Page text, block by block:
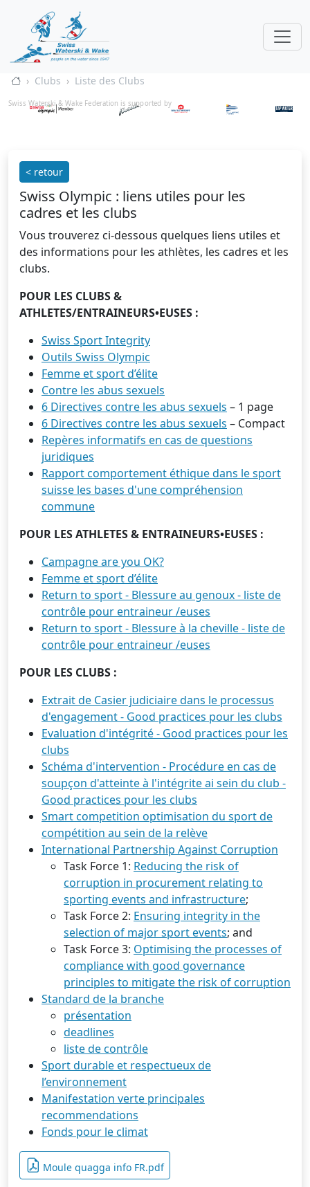
Clubs Liste des Clubs
Swiss Waterski & Wake Federation is supported by
< retour
Swiss Olympic : liens utiles pour les
cadres et les clubs
Vous trouverez ci-dessous quelques liens utiles et
des informations pour les athlètes, les cadres et les
clubs.
POUR LES CLUBS &
ATHLETES/ENTRAINEURS•EUSES :
Swiss Sport Integrity
Outils Swiss Olympic
Femme et sport d’élite
Contre les abus sexuels
6 Directives contre les abus sexuels – 1 page
6 Directives contre les abus sexuels – Compact
Repères informatifs en cas de questions
juridiques
Rapport comportement éthique dans le sport
suisse les bases d'une compréhension
commune
POUR LES ATHLETES & ENTRAINEURS•EUSES :
Campagne are you OK?
Femme et sport d’élite
Return to sport - Blessure au genoux - liste de
contrôle pour entraineur /euses
Return to sport - Blessure à la cheville - liste de
contrôle pour entraineur /euses
POUR LES CLUBS :
Extrait de Casier judiciaire dans le processus
d'engagement - Good practices pour les clubs
Evaluation d'intégrité - Good practices pour les
clubs
Schéma d'intervention - Procédure en cas de
soupçon d'atteinte à l'intégrite ai sein du club -
Good practices pour les clubs
Smart competition optimisation du sport de
compétition au sein de la relève
International Partnership Against Corruption
Task Force 1: Reducing the risk of
corruption in procurement relating to
sporting events and infrastructure;
Task Force 2: Ensuring integrity in the
selection of major sport events; and
Task Force 3: Optimising the processes of
compliance with good governance
principles to mitigate the risk of corruption
Standard de la branche
présentation
deadlines
liste de contrôle
Sport durable et respectueux de
l’environnement
Manifestation verte principales
recommendations
Fonds pour le climat
Moule quagga info FR.pdf